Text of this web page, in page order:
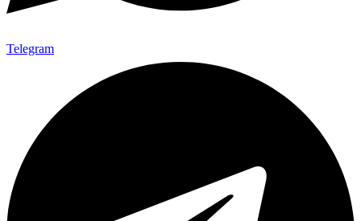
Telegram